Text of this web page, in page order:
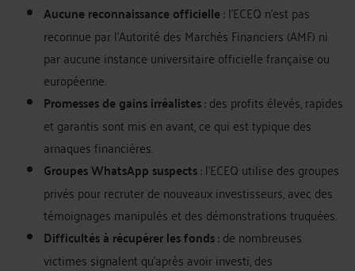
Aucune reconnaissance officielle: l’ECEQ n’est pas
reconnue par l’Autorité des Marchés Financiers (AMF) ni
par aucune instance universitaire officielle française ou
européenne.
Promesses de gains irréalistes: des profits élevés, rapides
et garantis sont mis en avant, ce qui est typique des
arnaques financières.
Groupes WhatsApp suspects: l’ECEQ utilise des groupes
privés pour recruter de nouveaux investisseurs, avec des
témoignages manipulés et des démonstrations truquées.
Difficultés à récupérer les fonds: de nombreuses
victimes signalent qu’après avoir investi, des